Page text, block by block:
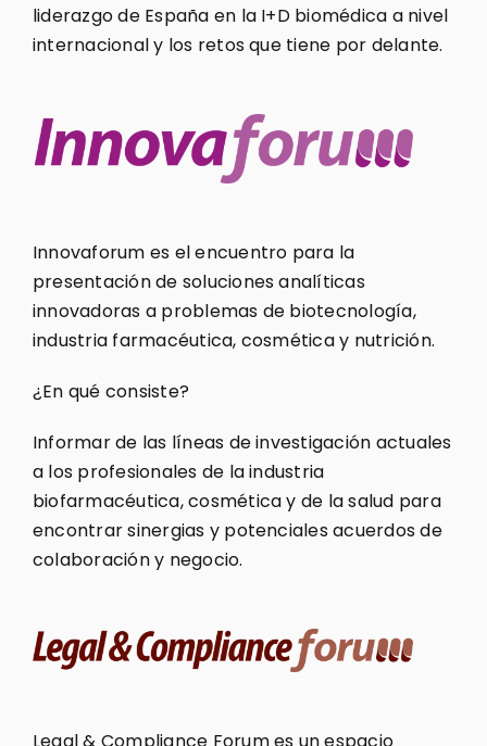
liderazgo de España en la I+D biomédica a nivel
internacional y los retos que tiene por delante.
Innovaforum es el encuentro para la
presentación de soluciones analíticas
innovadoras a problemas de biotecnología,
industria farmacéutica, cosmética y nutrición.
¿En qué consiste?
Informar de las líneas de investigación actuales
a los profesionales de la industria
biofarmacéutica, cosmética y de la salud para
encontrar sinergias y potenciales acuerdos de
colaboración y negocio.